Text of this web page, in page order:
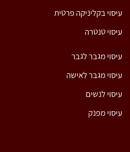
עיסוי בקליניקה פרטית
עיסוי טנטרה
עיסוי מגבר לגבר
עיסוי מגבר לאישה
עיסוי לנשים
עיסוי מפנק